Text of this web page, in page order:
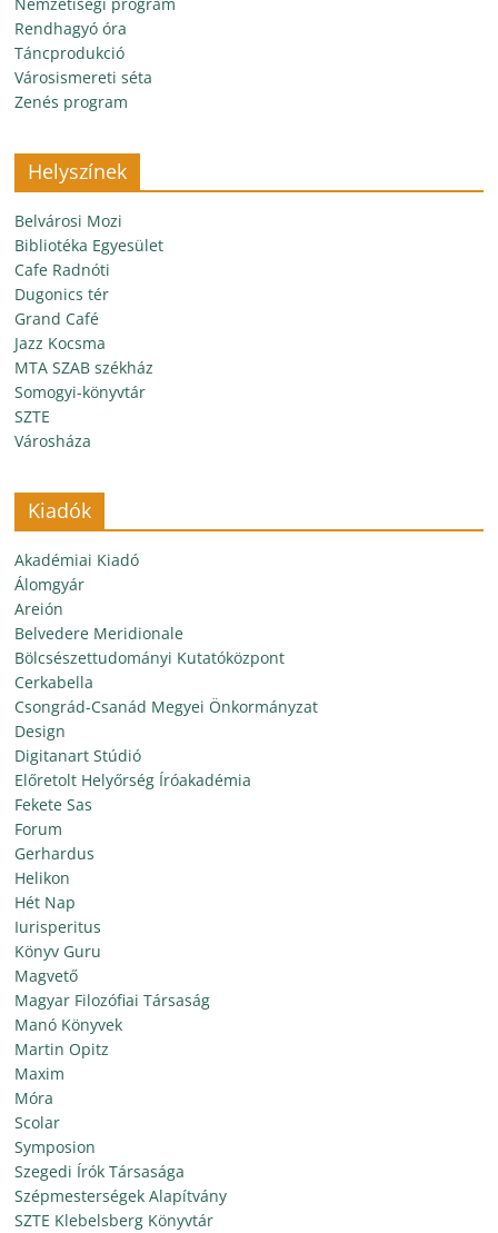
Rendhagyó óra
Táncprodukció
Városismereti séta
Zenés program
Helyszínek
Belvárosi Mozi
Bibliotéka Egyesület
Cafe Radnóti
Dugonics tér
Grand Café
Jazz Kocsma
MTA SZAB székház
Somogyi-könyvtár
SZTE
Városháza
Kiadók
Akadémiai Kiadó
Álomgyár
Areión
Belvedere Meridionale
Bölcsészettudományi Kutatóközpont
Cerkabella
Csongrád-Csanád Megyei Önkormányzat
Design
Digitanart Stúdió
Előretolt Helyőrség Íróakadémia
Fekete Sas
Forum
Gerhardus
Helikon
Hét Nap
Iurisperitus
Könyv Guru
Magvető
Magyar Filozófiai Társaság
Manó Könyvek
Martin Opitz
Maxim
Móra
Scolar
Symposion
Szegedi Írók Társasága
Szépmesterségek Alapítvány
SZTE Klebelsberg Könyvtár